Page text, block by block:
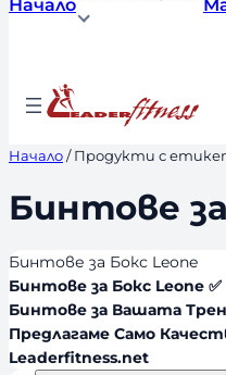
Начало/ Продукти с
Бинтове
Бинтове за Бокс Leone
Бинтове за Бокс Leone
Бинтове за Вашата
Предлагаме Само
Leaderfitness.net